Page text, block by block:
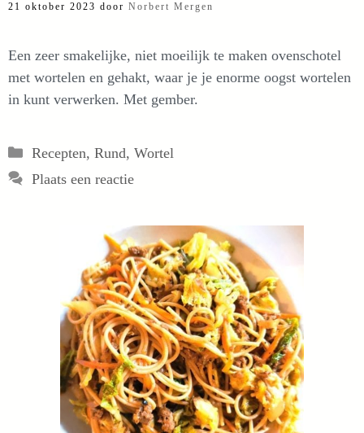
21 oktober 2023 door Norbert Mergen
Een zeer smakelijke, niet moeilijk te maken ovenschotel
met wortelen en gehakt, waar je je enorme oogst wortelen
in kunt verwerken. Met gember.
Categorieën
Recepten, Rund, Wortel
Plaats een reactie